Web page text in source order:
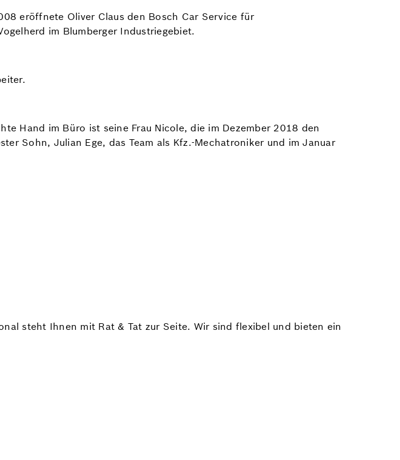
eröffnete Oliver Claus den Bosch Car Service für
im Blumberger Industriegebiet.
Hand im Büro ist seine Frau Nicole, die im Dezember 2018 den
Sohn, Julian Ege, das Team als Kfz.-Mechatroniker und im Januar
steht Ihnen mit Rat & Tat zur Seite. Wir sind flexibel und bieten ein